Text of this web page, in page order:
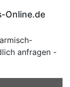
Online.de
anfragen -